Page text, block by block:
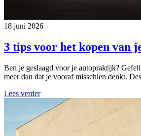
18 juni 2026
3 tips voor het kopen van
Ben je geslaagd voor je autopraktijk?
meer dan dat je vooraf misschien denkt.
Lees verder